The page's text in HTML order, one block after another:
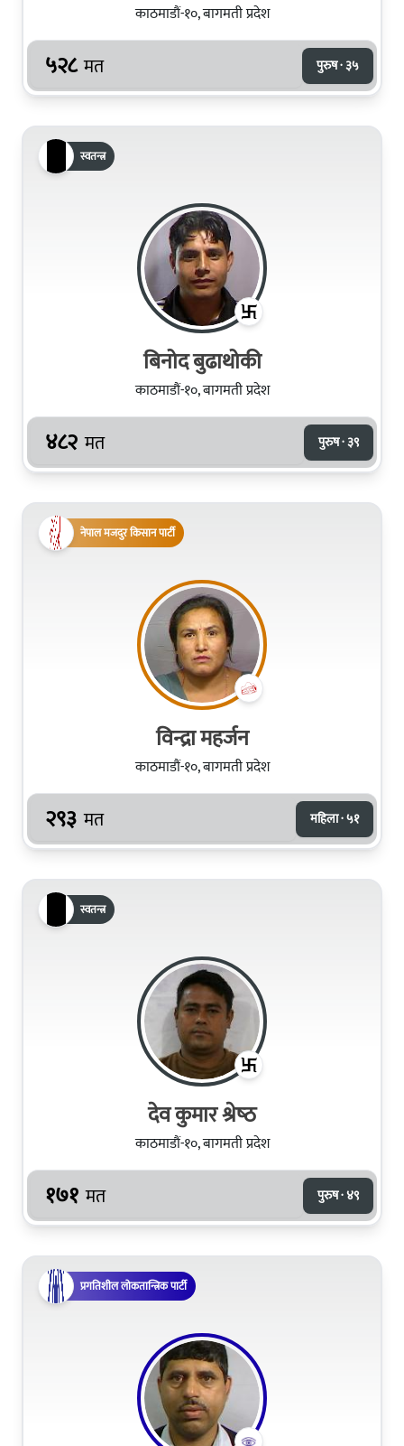
काठमाडौं-१०, बागमती प्रदेश
५२८ मत पुरुष · ३५
स्वतन्त्र
बिनोद बुढाथोकी
काठमाडौं-१०, बागमती प्रदेश
४८२ मत पुरुष · ३९
नेपाल मजदुर किसान पार्टी
विन्द्रा महर्जन
काठमाडौं-१०, बागमती प्रदेश
२९३ मत महिला · ५१
स्वतन्त्र
देव कुमार श्रेष्‍ठ
काठमाडौं-१०, बागमती प्रदेश
१७१ मत पुरुष · ४९
प्रगतिशील लोकतान्त्रिक पार्टी